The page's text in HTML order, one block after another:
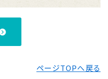
ページTOPへ戻る